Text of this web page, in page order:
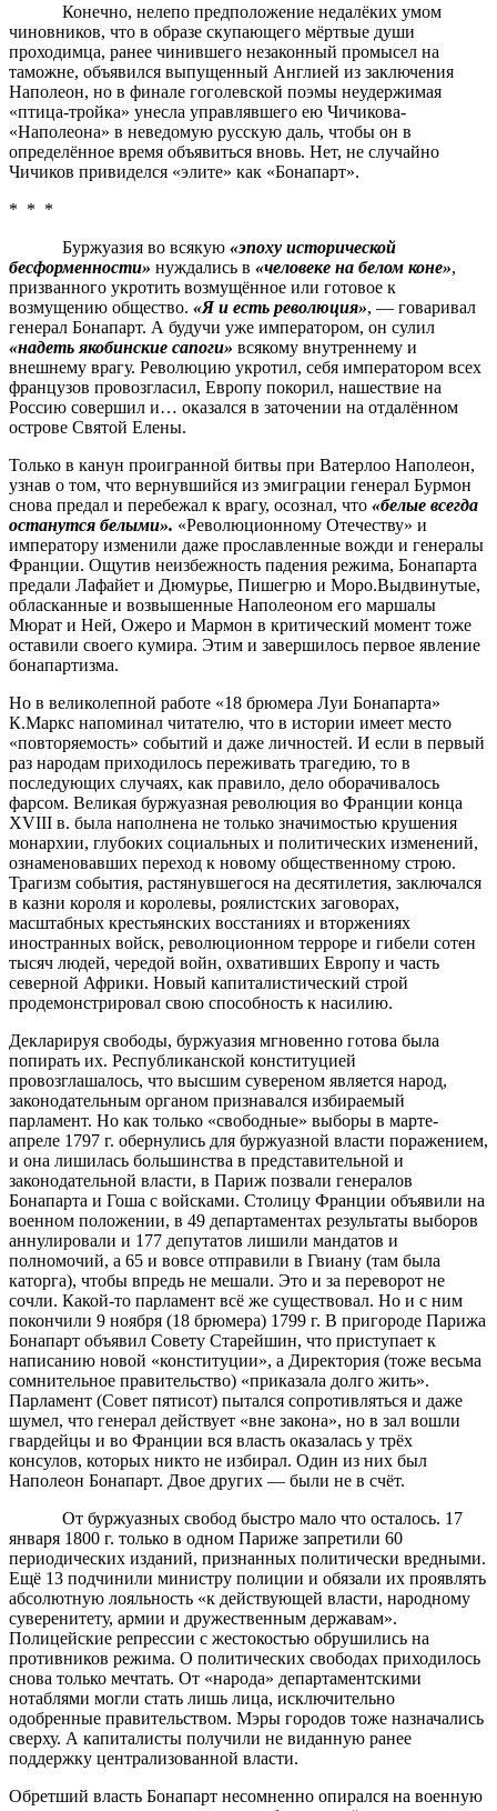
Конечно, нелепо предположение недалёких умом
чиновников, что в образе скупающего мёртвые души
проходимца, ранее чинившего незаконный промысел на
таможне, объявился выпущенный Англией из заключения
Наполеон, но в финале гоголевской поэмы неудержимая
«птица-тройка» унесла управлявшего ею Чичикова-
«Наполеона» в неведомую русскую даль, чтобы он в
определённое время объявиться вновь. Нет, не случайно
Чичиков привиделся «элите» как «Бонапарт».
* * *
Буржуазия во всякую «эпоху исторической
бесформенности» нуждались в «человеке на белом коне»,
призванного укротить возмущённое или готовое к
возмущению общество. «Я и есть революция», — говаривал
генерал Бонапарт. А будучи уже императором, он сулил
«надеть якобинские сапоги» всякому внутреннему и
внешнему врагу. Революцию укротил, себя императором всех
французов провозгласил, Европу покорил, нашествие на
Россию совершил и… оказался в заточении на отдалённом
острове Святой Елены.
Только в канун проигранной битвы при Ватерлоо Наполеон,
узнав о том, что вернувшийся из эмиграции генерал Бурмон
снова предал и перебежал к врагу, осознал, что «белые всегда
останутся белыми». «Революционному Отечеству» и
императору изменили даже прославленные вожди и генералы
Франции. Ощутив неизбежность падения режима, Бонапарта
предали Лафайет и Дюмурье, Пишегрю и Моро.Выдвинутые,
обласканные и возвышенные Наполеоном его маршалы
Мюрат и Ней, Ожеро и Мармон в критический момент тоже
оставили своего кумира. Этим и завершилось первое явление
бонапартизма.
Но в великолепной работе «18 брюмера Луи Бонапарта»
К.Маркс напоминал читателю, что в истории имеет место
«повторяемость» событий и даже личностей. И если в первый
раз народам приходилось переживать трагедию, то в
последующих случаях, как правило, дело оборачивалось
фарсом. Великая буржуазная революция во Франции конца
XVIII в. была наполнена не только значимостью крушения
монархии, глубоких социальных и политических изменений,
ознаменовавших переход к новому общественному строю.
Трагизм события, растянувшегося на десятилетия, заключался
в казни короля и королевы, роялистских заговорах,
масштабных крестьянских восстаниях и вторжениях
иностранных войск, революционном терроре и гибели сотен
тысяч людей, чередой войн, охвативших Европу и часть
северной Африки. Новый капиталистический строй
продемонстрировал свою способность к насилию.
Декларируя свободы, буржуазия мгновенно готова была
попирать их. Республиканской конституцией
провозглашалось, что высшим сувереном является народ,
законодательным органом признавался избираемый
парламент. Но как только «свободные» выборы в марте-
апреле 1797 г. обернулись для буржуазной власти поражением,
и она лишилась большинства в представительной и
законодательной власти, в Париж позвали генералов
Бонапарта и Гоша с войсками. Столицу Франции объявили на
военном положении, в 49 департаментах результаты выборов
аннулировали и 177 депутатов лишили мандатов и
полномочий, а 65 и вовсе отправили в Гвиану (там была
каторга), чтобы впредь не мешали. Это и за переворот не
сочли. Какой-то парламент всё же существовал. Но и с ним
покончили 9 ноября (18 брюмера) 1799 г. В пригороде Парижа
Бонапарт объявил Совету Старейшин, что приступает к
написанию новой «конституции», а Директория (тоже весьма
сомнительное правительство) «приказала долго жить».
Парламент (Совет пятисот) пытался сопротивляться и даже
шумел, что генерал действует «вне закона», но в зал вошли
гвардейцы и во Франции вся власть оказалась у трёх
консулов, которых никто не избирал. Один из них был
Наполеон Бонапарт. Двое других — были не в счёт.
От буржуазных свобод быстро мало что осталось. 17
января 1800 г. только в одном Париже запретили 60
периодических изданий, признанных политически вредными.
Ещё 13 подчинили министру полиции и обязали их проявлять
абсолютную лояльность «к действующей власти, народному
суверенитету, армии и дружественным державам».
Полицейские репрессии с жестокостью обрушились на
противников режима. О политических свободах приходилось
снова только мечтать. От «народа» департаментскими
нотаблями могли стать лишь лица, исключительно
одобренные правительством. Мэры городов тоже назначались
сверху. А капиталисты получили не виданную ранее
поддержку централизованной власти.
Обретший власть Бонапарт несомненно опирался на военную